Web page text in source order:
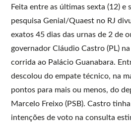
Feita entre as últimas sexta (12) e
pesquisa Genial/Quaest no RJ
exatos 45 dias das urnas de 2 de
governador Cláudio Castro (PL)
corrida ao Palácio Guanabara.
descolou do empate técnico, na
pontos para mais ou menos, do
Marcelo Freixo (PSB). Castro
intenções de voto na consulta